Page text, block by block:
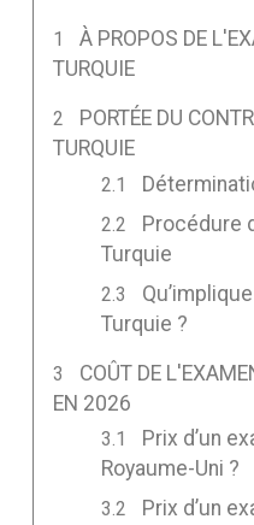
À PROPOS DE
TURQUIE
PORTÉE DU
TURQUIE
Procédure
Turquie
Turquie ?
COÛT DE
EN 2026
Prix d’un
Royaume-Uni ?
Prix d’un